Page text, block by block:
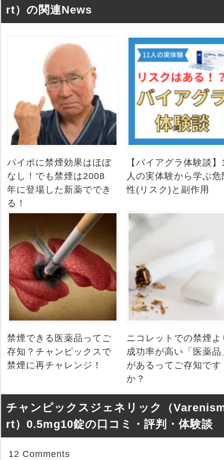
rt）の関連News
パイポに禁煙効果はほぼ
なし！でも禁煙は2008
年に登場した新薬ででき
る！
【バイアグラ体験談】
人の実体験から学ぶ危
性(リスク)と副作用
禁煙できる医薬品ってご
存知？チャンピックスで
禁煙に再チャレンジ！
ニコレットでの禁煙よ
成功率が高い「医薬品
があるってご存知です
か？
チャンピックスジェネリック（
rt）0.5mg10錠の口コミ・評判・体験談
12 Comments